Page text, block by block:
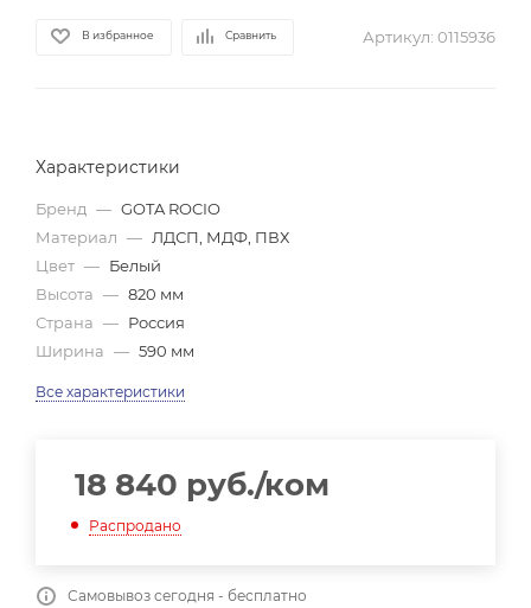
В избранное Сравнить Артикул: 0115936
Характеристики
Бренд — GOTA ROCIO
Материал — ЛДСП, МДФ, ПВХ
Цвет — Белый
Высота — 820 мм
Страна — Россия
Ширина — 590 мм
Все характеристики
18 840 руб./ком
Распродано
Самовывоз сегодня - бесплатно